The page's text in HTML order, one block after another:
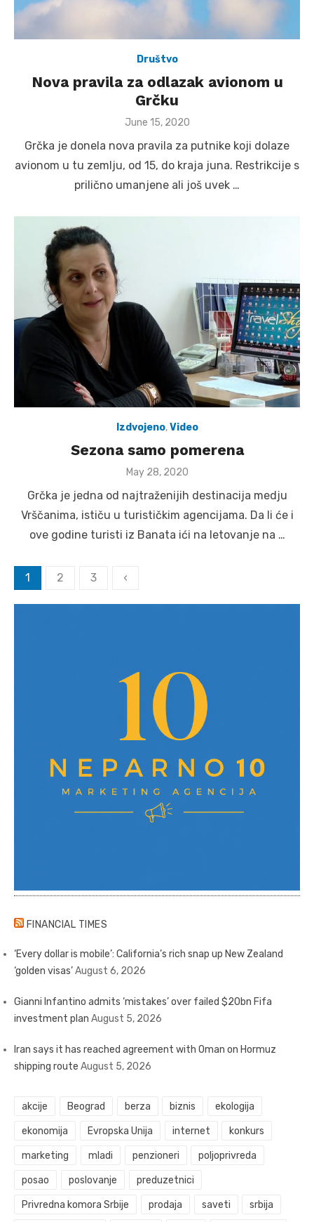
Društvo
Nova pravila za odlazak avionom u
Grčku
Posted
June 15, 2020
Grčka je donela nova pravila za putnike koji dolaze
avionom u tu zemlju, od 15, do kraja juna. Restrikcije s
prilično umanjene ali još uvek …
Izdvojeno,Video
Sezona samo pomerena
Posted
May 28, 2020
Grčka je jedna od najtraženijih destinacija medju
Vrščanima, ističu u turističkim agencijama. Da li će i
ove godine turisti iz Banata ići na letovanje na …
Posts
1 2 3 ‹
FINANCIAL TIMES
‘Every dollar is mobile’: California’s rich snap up New Zealand
‘golden visas’August 6, 2026
Gianni Infantino admits ‘mistakes’ over failed $20bn Fifa
investment plan August 5, 2026
Iran says it has reached agreement with Oman on Hormuz
shipping route August 5, 2026
akcije Beograd berza biznis ekologija
ekonomija Evropska Unija internet konkurs
marketing mladi penzioneri poljoprivreda
posao poslovanje preduzetnici
Privredna komora Srbije prodaja saveti srbija